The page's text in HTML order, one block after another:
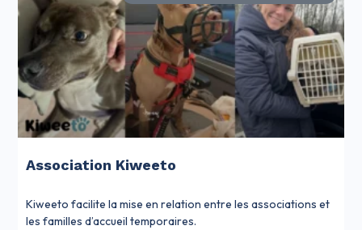
Association Kiweeto
Kiweeto facilite la mise en relation entre les associations et
les familles d’accueil temporaires.